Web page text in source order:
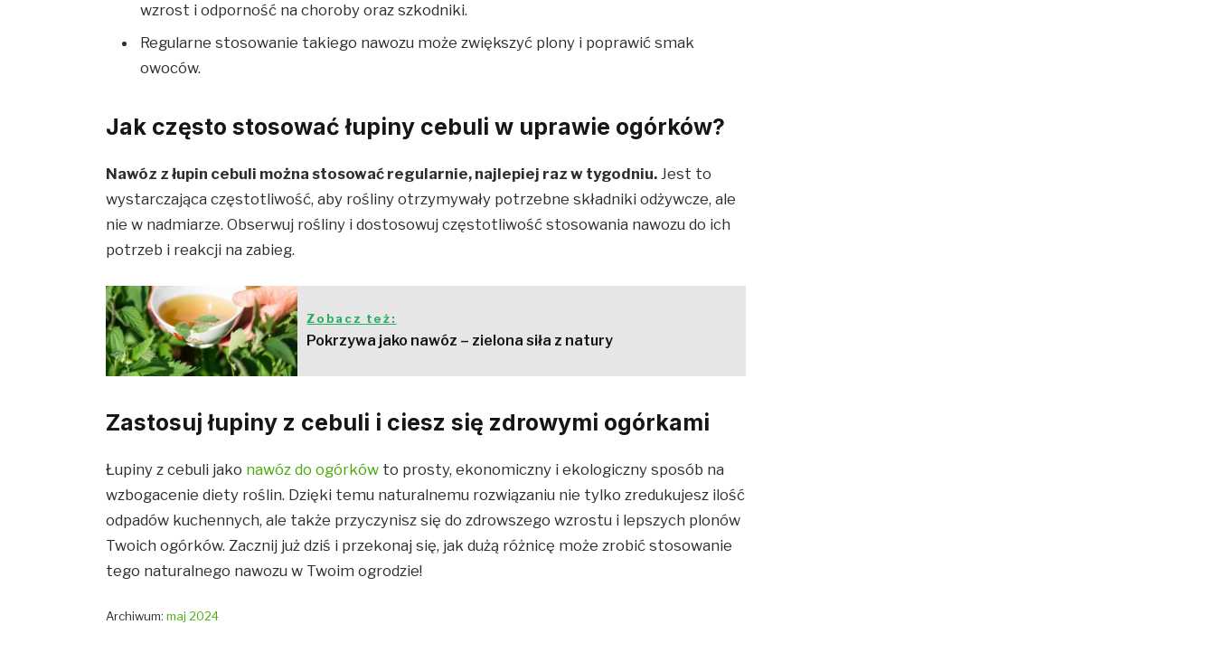
wzrost i odporność na choroby oraz szkodniki.
Regularne stosowanie takiego nawozu może zwiększyć plony i poprawić smak
owoców.
Jak często stosować łupiny cebuli w uprawie ogórków?
Nawóz z łupin cebuli można stosować regularnie, najlepiej raz w tygodniu. Jest to
wystarczająca częstotliwość, aby rośliny otrzymywały potrzebne składniki odżywcze, ale
nie w nadmiarze. Obserwuj rośliny i dostosowuj częstotliwość stosowania nawozu do ich
potrzeb i reakcji na zabieg.
Zobacz też:
Pokrzywa jako nawóz – zielona siła z natury
Zastosuj łupiny z cebuli i ciesz się zdrowymi ogórkami
Łupiny z cebuli jako nawóz do ogórków to prosty, ekonomiczny i ekologiczny sposób na
wzbogacenie diety roślin. Dzięki temu naturalnemu rozwiązaniu nie tylko zredukujesz ilość
odpadów kuchennych, ale także przyczynisz się do zdrowszego wzrostu i lepszych plonów
Twoich ogórków. Zacznij już dziś i przekonaj się, jak dużą różnicę może zrobić stosowanie
tego naturalnego nawozu w Twoim ogrodzie!
Archiwum:maj 2024